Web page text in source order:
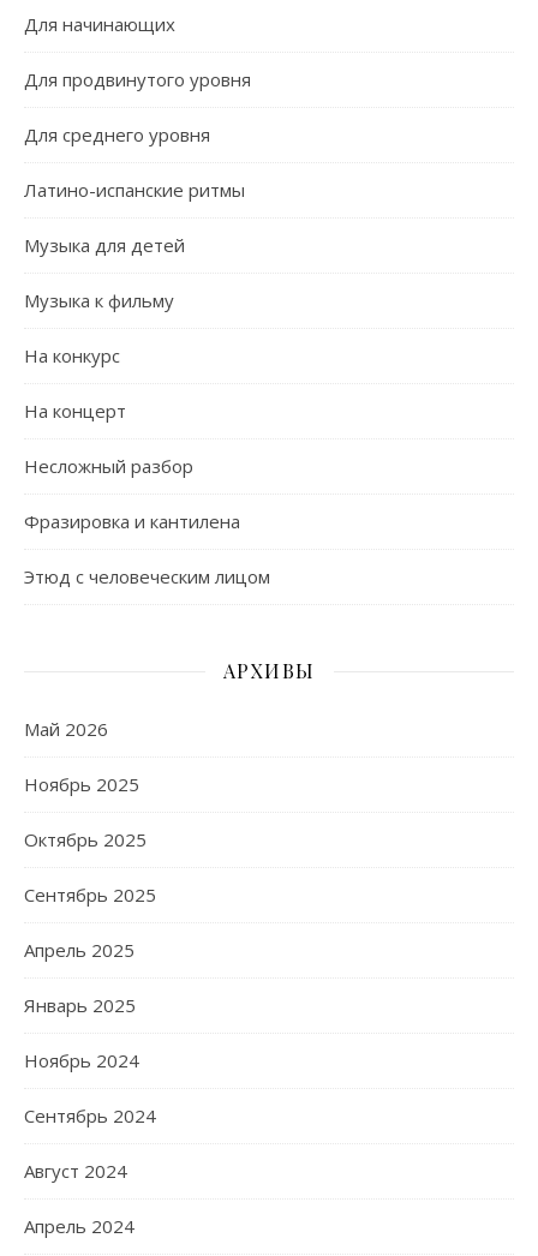
Для начинающих
Для продвинутого уровня
Для среднего уровня
Латино-испанские ритмы
Музыка для детей
Музыка к фильму
На конкурс
На концерт
Несложный разбор
Фразировка и кантилена
Этюд с человеческим лицом
АРХИВЫ
Май 2026
Ноябрь 2025
Октябрь 2025
Сентябрь 2025
Апрель 2025
Январь 2025
Ноябрь 2024
Сентябрь 2024
Август 2024
Апрель 2024